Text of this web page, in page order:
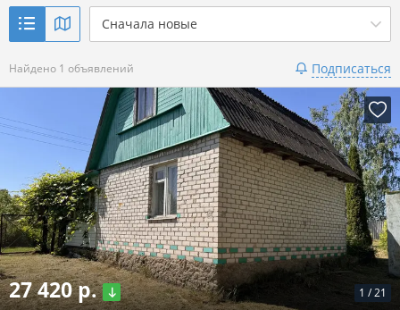
Показать 1 объявление
Сначала новые
Найдено 1 объявлений Подписаться
1 /21
27 420 р.